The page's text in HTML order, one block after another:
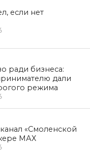
если нет
ради бизнеса:
дали
режима
«Смоленской
МАХ